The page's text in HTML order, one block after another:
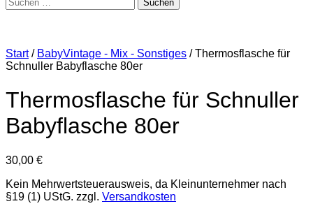
nach:
Start/ BabyVintage - Mix - Sonstiges / Thermosflasche für
Schnuller Babyflasche 80er
Thermosflasche für Schnuller
Babyflasche 80er
30,00 €
Kein Mehrwertsteuerausweis, da Kleinunternehmer nach
§19 (1) UStG. zzgl. Versandkosten